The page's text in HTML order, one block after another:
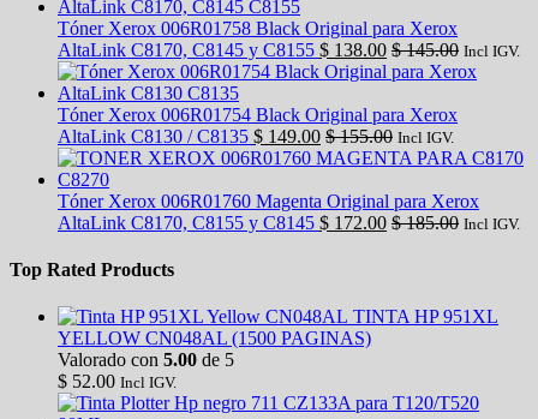
Tóner Xerox 006R01758 Black Original para Xerox
AltaLink C8170, C8145 y C8155 $ 138.00 $145.00 Incl IGV.
Tóner Xerox 006R01754 Black Original para Xerox
AltaLink C8130 / C8135 $ 149.00 $155.00 Incl IGV.
Tóner Xerox 006R01760 Magenta Original para Xerox
AltaLink C8170, C8155 y C8145 $ 172.00 $185.00 Incl IGV.
Top Rated Products
TINTA HP 951XL
YELLOW CN048AL (1500 PAGINAS)
Valorado con 5.00 de 5
$ 52.00 Incl IGV.